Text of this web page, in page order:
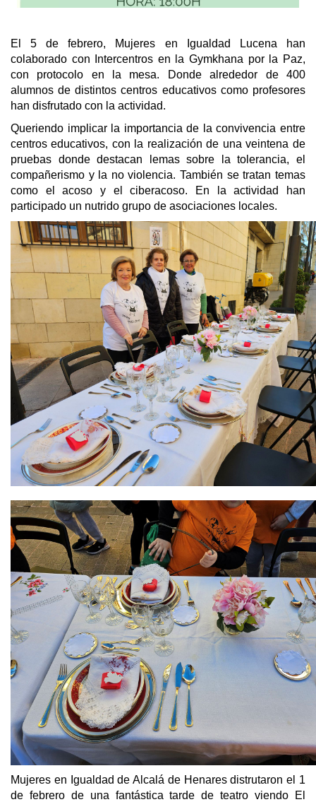
El 5 de febrero, Mujeres en Igualdad Lucena han
colaborado con Intercentros en la Gymkhana por la Paz,
con protocolo en la mesa. Donde alrededor de 400
alumnos de distintos centros educativos como profesores
han disfrutado con la actividad.
Queriendo implicar la importancia de la convivencia entre
centros educativos, con la realización de una veintena de
pruebas donde destacan lemas sobre la tolerancia, el
compañerismo y la no violencia. También se tratan temas
como el acoso y el ciberacoso. En la actividad han
participado un nutrido grupo de asociaciones locales.
Mujeres en Igualdad de Alcalá de Henares distrutaron el 1
de febrero de una fantástica tarde de teatro viendo El